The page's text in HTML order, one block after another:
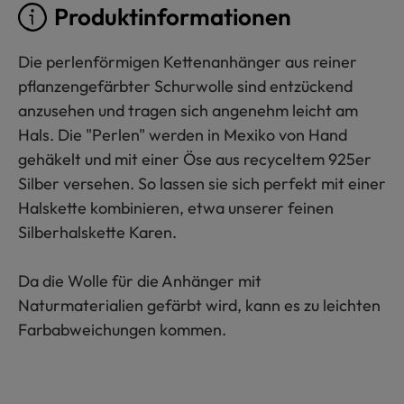
Produktinformationen
Die perlenförmigen Kettenanhänger aus reiner
pflanzengefärbter Schurwolle sind entzückend
anzusehen und tragen sich angenehm leicht am
Hals. Die "Perlen" werden in Mexiko von Hand
gehäkelt und mit einer Öse aus recyceltem 925er
Silber versehen. So lassen sie sich perfekt mit einer
Halskette kombinieren, etwa unserer feinen
Silberhalskette Karen.
Da die Wolle für die Anhänger mit
Naturmaterialien gefärbt wird, kann es zu leichten
Farbabweichungen kommen.